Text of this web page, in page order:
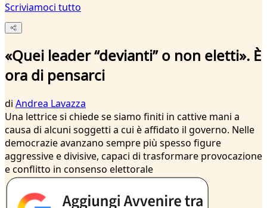
Scriviamoci tutto
«Quei leader “devianti” o non eletti». È
ora di pensarci
di Andrea Lavazza
Una lettrice si chiede se siamo finiti in cattive mani a
causa di alcuni soggetti a cui è affidato il governo. Nelle
democrazie avanzano sempre più spesso figure
aggressive e divisive, capaci di trasformare provocazione
e conflitto in consenso elettorale